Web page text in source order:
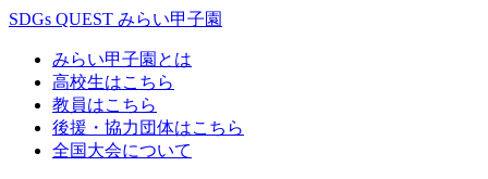
SDGs QUEST みらい甲子園
みらい甲子園とは
高校生はこちら
教員はこちら
後援・協力団体はこちら
全国大会について